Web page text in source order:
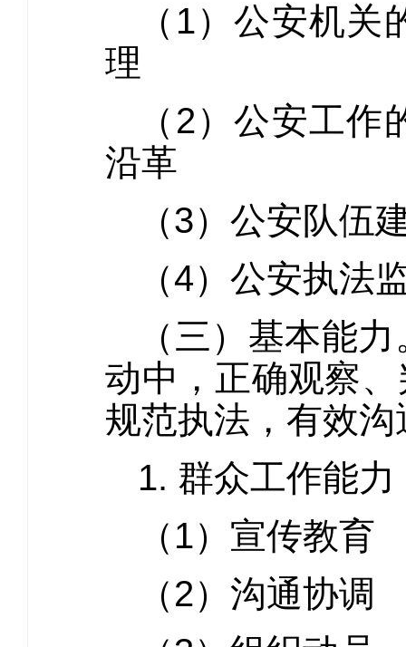
（1）公安机
理
（2）公安工
沿革
（3）公安队伍
（4）公安执法
（三）基本能
动中，正确观察
规范执法，有效
1. 群众工作能力
（1）宣传教育
（2）沟通协调